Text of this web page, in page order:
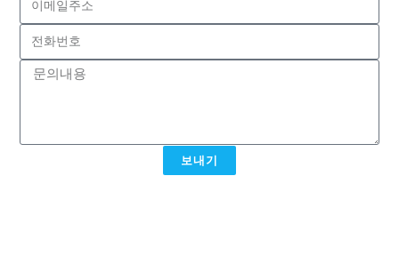
보내기